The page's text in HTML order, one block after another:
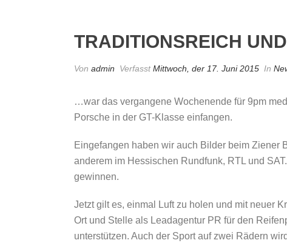
TRADITIONSREICH
Von admin VerfasstMittwoch, der 17. Juni 2015 In
…war das vergangene Wochenende für 9pm
Porsche in der GT-Klasse einfangen.
Eingefangen haben wir auch Bilder beim Ziener
anderem im Hessischen Rundfunk, RTL und
gewinnen.
Jetzt gilt es, einmal Luft zu holen und mit neuer
Ort und Stelle als Leadagentur PR für den
unterstützen. Auch der Sport auf zwei Rädern